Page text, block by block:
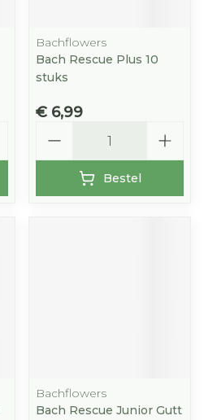
Bachflowers
Bach Rescue Plus 10
stuks
€ 6,99
Bestel
Bachflowers
Bach Rescue Junior Gutt